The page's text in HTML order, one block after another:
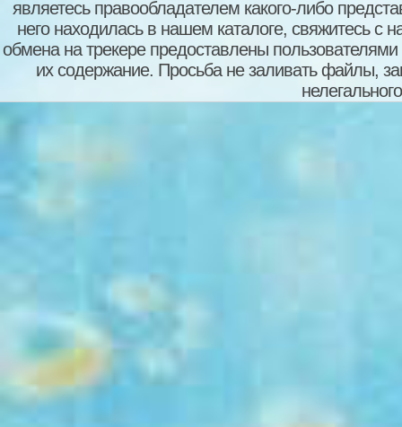
являетесь правообладателем какого-либо
него находилась в нашем каталоге, свяжитесь
обмена на трекере предоставлены пользователями
их содержание. Просьба не заливать файлы,